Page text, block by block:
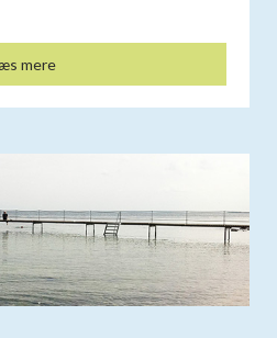
mere